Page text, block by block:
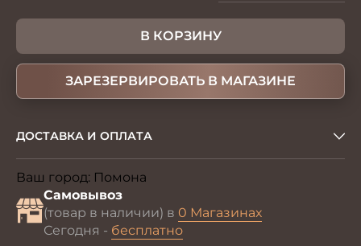
В КОРЗИНУ
ЗАРЕЗЕРВИРОВАТЬ В МАГАЗИНЕ
ДОСТАВКА И ОПЛАТА
Ваш город: Помона
Самовывоз
(товар в наличии) в 0 Магазинах
Сегодня - бесплатно